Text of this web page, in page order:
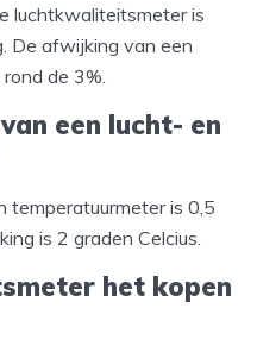
luchtkwaliteitsmeter is
De afwijking van een
de 3%.
een lucht- en
temperatuurmeter is 0,5
is 2 graden Celcius.
het kopen